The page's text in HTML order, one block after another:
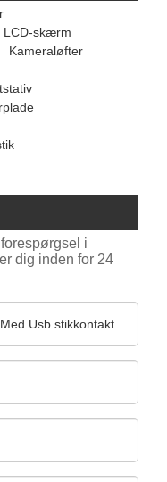
LCD-skærm
Kameraløfter
i
dig inden for 24